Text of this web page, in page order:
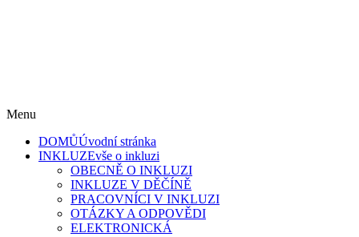
Menu
DOMŮÚvodní stránka
INKLUZEvše o inkluzi
OBECNĚ O INKLUZI
INKLUZE V DĚČÍNĚ
PRACOVNÍCI V INKLUZI
OTÁZKY A ODPOVĚDI
ELEKTRONICKÁ